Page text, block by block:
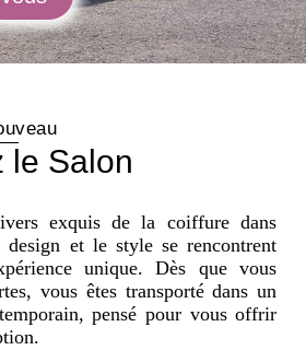
le Salon
exquis de la coiffure dans
et le style se rencontrent
unique. Dès que vous
vous êtes transporté dans un
pensé pour vous offrir